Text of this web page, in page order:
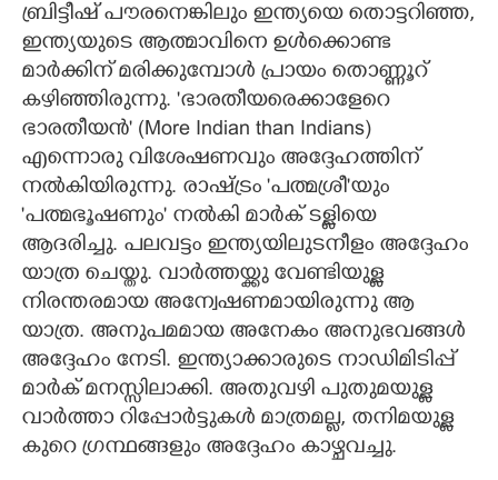
ബ്രിട്ടീഷ് പൗരനെങ്കിലും ഇന്ത്യയെ തൊട്ടറിഞ്ഞ,
ഇന്ത്യയുടെ ആത്മാവിനെ ഉൾക്കൊണ്ട
മാർക്കിന് മരിക്കുമ്പോൾ പ്രായം തൊണ്ണൂറ്
കഴിഞ്ഞിരുന്നു. 'ഭാരതീയരെക്കാളേറെ
ഭാരതീയൻ" (More Indian than Indians)
എന്നൊരു വിശേഷണവും അദ്ദേഹത്തിന്
നൽകിയിരുന്നു. രാഷ്ട്രം 'പത്മശ്രീ"യും
'പത്മഭൂഷണും" നൽകി മാർക് ടള്ളിയെ
ആദരിച്ചു. പലവട്ടം ഇന്ത്യയിലുടനീളം അദ്ദേഹം
യാത്ര ചെയ്തു. വാർത്തയ്ക്കു വേണ്ടിയുള്ള
നിരന്തരമായ അന്വേഷണമായിരുന്നു ആ
യാത്ര. അനുപമമായ അനേകം അനുഭവങ്ങൾ
അദ്ദേഹം നേടി. ഇന്ത്യാക്കാരുടെ നാഡിമിടിപ്പ്
മാർക് മനസ്സിലാക്കി. അതുവഴി പുതുമയുള്ള
വാർത്താ റിപ്പോർട്ടുകൾ മാത്രമല്ല, തനിമയുള്ള
കുറെ ഗ്രന്ഥങ്ങളും അദ്ദേഹം കാഴ്ചവച്ചു.